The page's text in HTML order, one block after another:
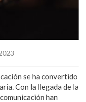
se ha convertido
Con la llegada de la
han